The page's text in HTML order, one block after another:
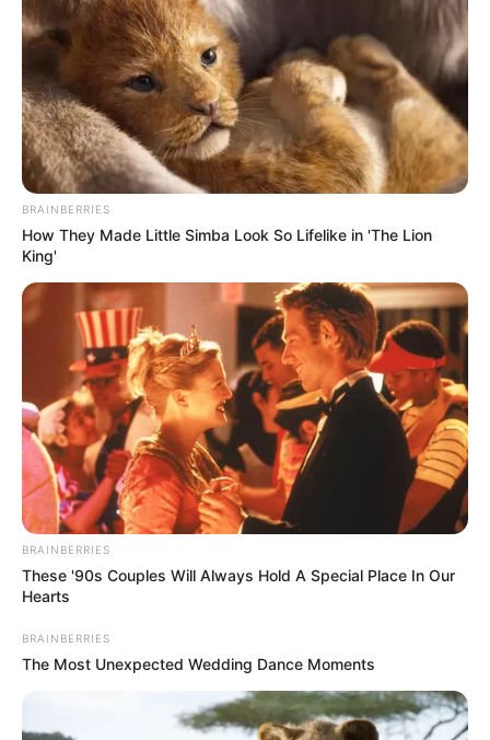
BRAINBERRIES
How They Made Little Simba Look So Lifelike in 'The Lion
King'
BRAINBERRIES
These '90s Couples Will Always Hold A Special Place In Our
Hearts
BRAINBERRIES
The Most Unexpected Wedding Dance Moments